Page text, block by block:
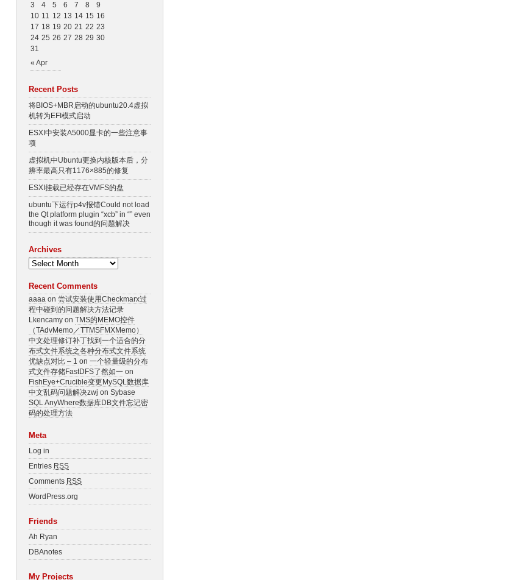
« Apr
3
4 5 6 7 8
9
10 11 12 13 14 15 16
17 18 19 20 21 22 23
24 25 26 27 28 29 30
31
Recent Posts
将BIOS+MBR启动的ubuntu20.4虚拟
机转为EFI模式启动
ESXI中安装A5000显卡的一些注意事
项
虚拟机中Ubuntu更换内核版本后，分
辨率最高只有1176×885的修复
ESXI挂载已经存在VMFS的盘
ubuntu下运行p4v报错Could not load
the Qt platform plugin “xcb” in “” even
though it was found的问题解决
Archives
Recent Comments
aaaa on 尝试安装使用Checkmarx过
程中碰到的问题解决方法记录
Lkencamy on TMS的MEMO控件
（TAdvMemo／TTMSFMXMemo）
中文处理修订补丁找到一个适合的分
布式文件系统之各种分布式文件系统
优缺点对比 – 1 on 一个轻量级的分布
式文件存储FastDFS了然如一 on
FishEye+Crucible变更MySQL数据库
中文乱码问题解决zwj on Sybase
SQL AnyWhere数据库DB文件忘记密
码的处理方法
Meta
Log in
Entries RSS
Comments RSS
WordPress.org
Friends
Ah Ryan
DBAnotes
My Projects